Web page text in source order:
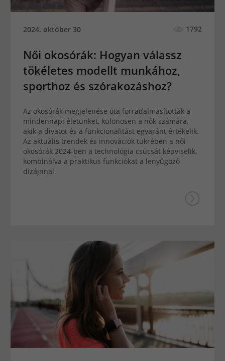
2024. október 30 1792
Női okosórák: Hogyan válassz
tökéletes modellt munkához,
sporthoz és szórakozáshoz?
Az okosórák megjelenése óta forradalmasították a
mindennapi életünket, különösen a nők számára,
akik a divatot és a funkcionalitást egyaránt értékelik.
Az aktuális trendek és innovációk tükrében a női
okosórák 2024-ben a technológia csúcsát képviselik,
kombinálva a praktikus funkciókat a lenyűgöző
dizájnnal.